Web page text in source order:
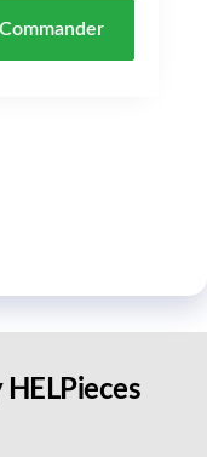
Commander